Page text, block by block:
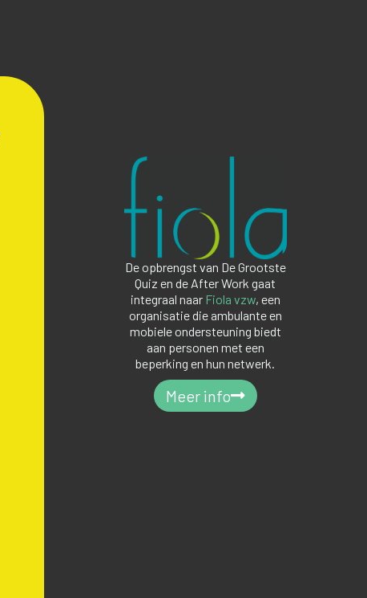
De opbrengst van De Grootste
Quiz en de After Work gaat
integraal naar Fiola vzw, een
organisatie die ambulante en
mobiele ondersteuning biedt
aan personen met een
beperking en hun netwerk.
Meer info